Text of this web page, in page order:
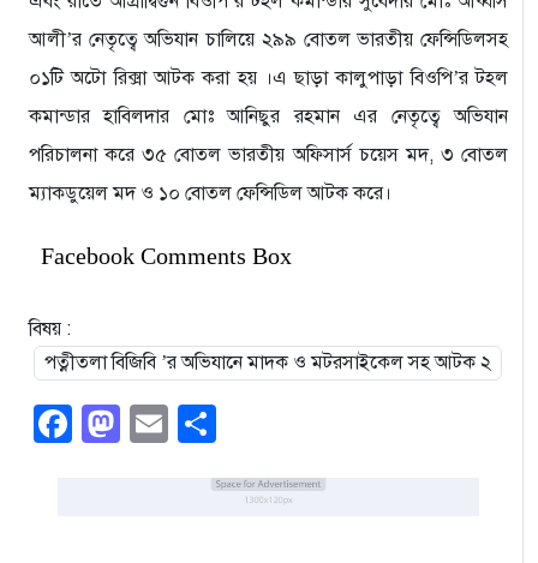
আলী’র নেতৃত্বে অভিযান চালিয়ে ২৯৯ বোতল ভারতীয় ফেন্সিডিলসহ
০১টি অটো রিক্সা আটক করা হয় ।এ ছাড়া কালুপাড়া বিওপি’র টহল
কমান্ডার হাবিলদার মোঃ আনিছুর রহমান এর নেতৃত্বে অভিযান
পরিচালনা করে ৩৫ বোতল ভারতীয় অফিসার্স চয়েস মদ, ৩ বোতল
ম্যাকডুয়েল মদ ও ১০ বোতল ফেন্সিডিল আটক করে।
Facebook Comments Box
বিষয় :
পত্নীতলা বিজিবি ’র অভিযানে মাদক ও মটরসাইকেল সহ আটক ২
Facebook
Mastodon
Email